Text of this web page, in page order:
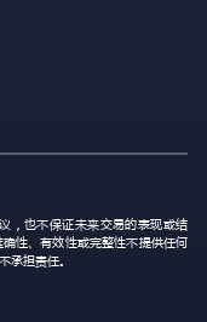
，也不保证未来交易的表现或结
性、有效性或完整性不提供任何
担责任。